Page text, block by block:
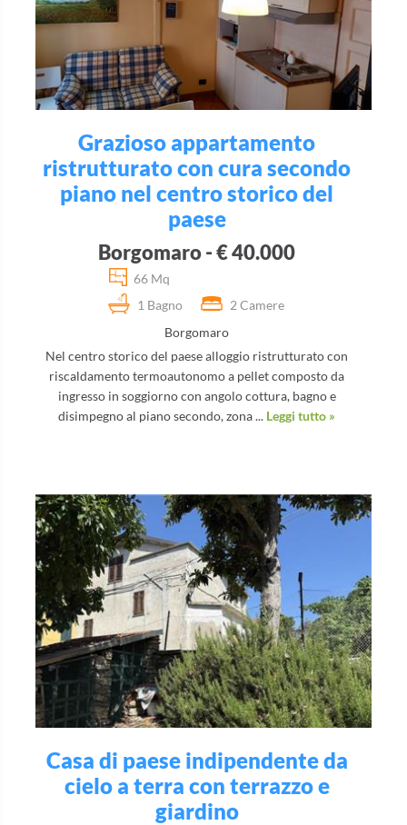
Grazioso appartamento
ristrutturato con cura secondo
piano nel centro storico del
paese
Borgomaro - € 40.000
66 Mq
1 Bagno
2 Camere
Borgomaro
Nel centro storico del paese alloggio ristrutturato con
riscaldamento termoautonomo a pellet composto da
ingresso in soggiorno con angolo cottura, bagno e
disimpegno al piano secondo, zona ... Leggi tutto »
Casa di paese indipendente da
cielo a terra con terrazzo e
giardino